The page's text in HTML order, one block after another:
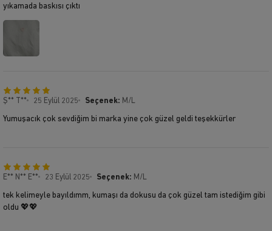
yıkamada baskısı çıktı
Ş** T** 25 Eylül 2025 Seçenek: M/L
Yumuşacık çok sevdiğim bi marka yine çok güzel geldi teşekkürler
E** N** E** 23 Eylül 2025 Seçenek: M/L
tek kelimeyle bayıldımm, kumaşı da dokusu da çok güzel tam istediğim gibi
oldu 💖💖